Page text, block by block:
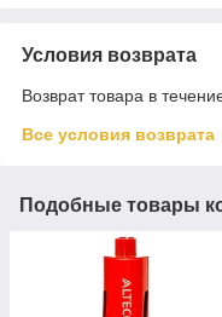
Условия возврата
Возврат товара в
Все условия возврата
Подобные товары